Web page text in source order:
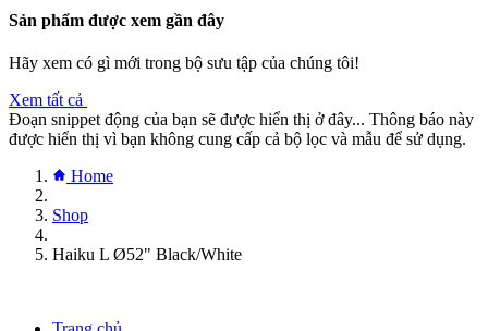
Sản phẩm được xem gần đây
Hãy xem có gì mới trong bộ sưu tập của chúng tôi!
Xem tất cả
Đoạn snippet động của bạn sẽ được hiển thị ở đây... Thông báo này
được hiển thị vì bạn không cung cấp cả bộ lọc và mẫu để sử dụng.
Home
Shop
Haiku L Ø52" Black/White